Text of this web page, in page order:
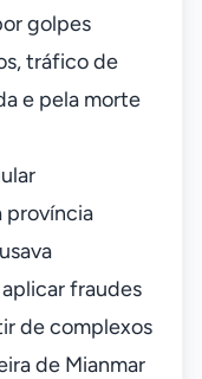
golpes
tráfico de
e pela morte
província
fraudes
de complexos
de Mianmar